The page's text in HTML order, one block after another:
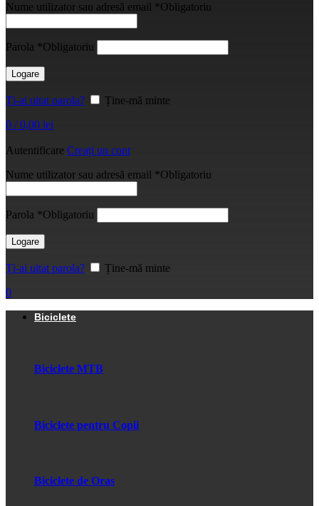
Nume utilizator sau adresă email *Obligatoriu
Parola *Obligatoriu
Logare
Ți-ai uitat parola?
Ține-mă minte
0 / 0,00 lei
Autentificare Creați un cont
Nume utilizator sau adresă email *Obligatoriu
Parola *Obligatoriu
Logare
Ți-ai uitat parola?
Ține-mă minte
0
Biciclete
Biciclete MTB
Biciclete pentru Copii
Biciclete de Oras